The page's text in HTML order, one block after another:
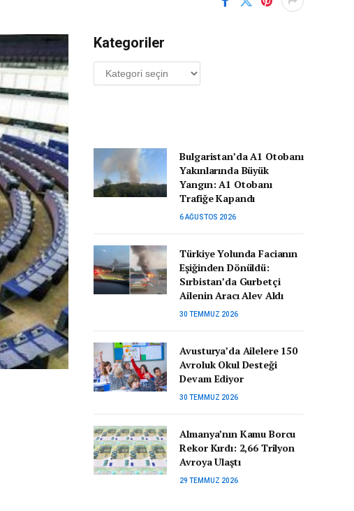
Kategoriler
Kategoriler
Bulgaristan’da A1 Otobanı
Yakınlarında Büyük
Yangın: A1 Otobanı
Trafiğe Kapandı
6 AĞUSTOS 2026
Türkiye Yolunda Facianın
Eşiğinden Dönüldü:
Sırbistan’da Gurbetçi
Ailenin Aracı Alev Aldı
30 TEMMUZ 2026
Avusturya’da Ailelere 150
Avroluk Okul Desteği
Devam Ediyor
30 TEMMUZ 2026
Almanya’nın Kamu Borcu
Rekor Kırdı: 2,66 Trilyon
Avroya Ulaştı
29 TEMMUZ 2026